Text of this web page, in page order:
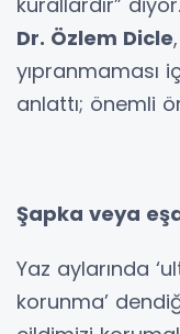
Dr. Özlem Dicle,
yıpranmaması
anlattı; önemli
Şapka veya
Yaz aylarında
korunma’